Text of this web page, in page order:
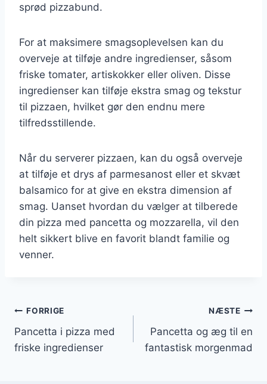
sprød pizzabund.
For at maksimere smagsoplevelsen kan du
overveje at tilføje andre ingredienser, såsom
friske tomater, artiskokker eller oliven. Disse
ingredienser kan tilføje ekstra smag og tekstur
til pizzaen, hvilket gør den endnu mere
tilfredsstillende.
Når du serverer pizzaen, kan du også overveje
at tilføje et drys af parmesanost eller et skvæt
balsamico for at give en ekstra dimension af
smag. Uanset hvordan du vælger at tilberede
din pizza med pancetta og mozzarella, vil den
helt sikkert blive en favorit blandt familie og
venner.
Indlægsnavigation
FORRIGE
Pancetta i pizza med
friske ingredienser
NÆSTE
Pancetta og æg til en
fantastisk morgenmad